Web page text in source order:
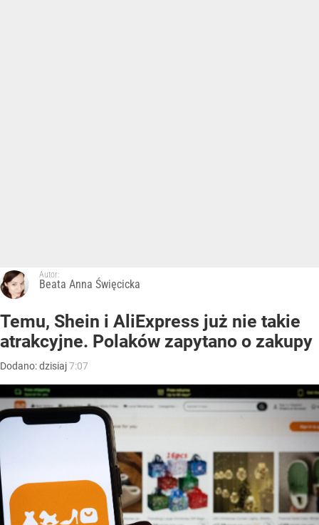
Autor:
Beata Anna Święcicka
Temu, Shein i AliExpress już nie takie
atrakcyjne. Polaków zapytano o zakupy
Dodano:dzisiaj7:07